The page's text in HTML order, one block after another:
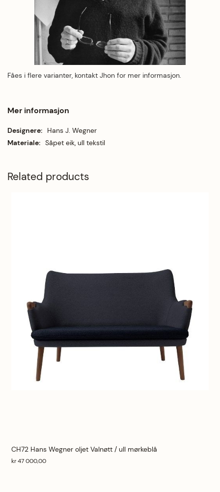
Fåes i flere varianter, kontakt Jhon for mer informasjon.
Mer informasjon
Mer informasjonHans J. Wegner
Såpet eik, ull tekstil
Related products
CH72 Hans Wegner oljet Valnøtt / ull mørkeblå
kr 47 000,00